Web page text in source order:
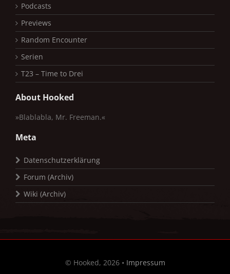
Podcasts
Previews
Random Encounter
Serien
T23 – Time to Drei
About Hooked
»Blablabla, Mr. Freeman.«
Meta
Datenschutzerklärung
Forum (Archiv)
Wiki (Archiv)
© Hooked, 2026 • Impressum